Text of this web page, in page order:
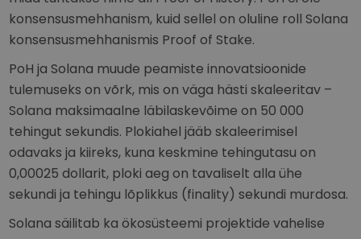
konsensusmehhanism, kuid sellel on oluline roll Solana
konsensusmehhanismis Proof of Stake.
PoH ja Solana muude peamiste innovatsioonide
tulemuseks on võrk, mis on väga hästi skaleeritav –
Solana maksimaalne läbilaskevõime on 50 000
tehingut sekundis. Plokiahel jääb skaleerimisel
odavaks ja kiireks, kuna keskmine tehingutasu on
0,00025 dollarit, ploki aeg on tavaliselt alla ühe
sekundi ja tehingu lõplikkus (finality) sekundi murdosa.
Solana säilitab ka ökosüsteemi projektide vahelise